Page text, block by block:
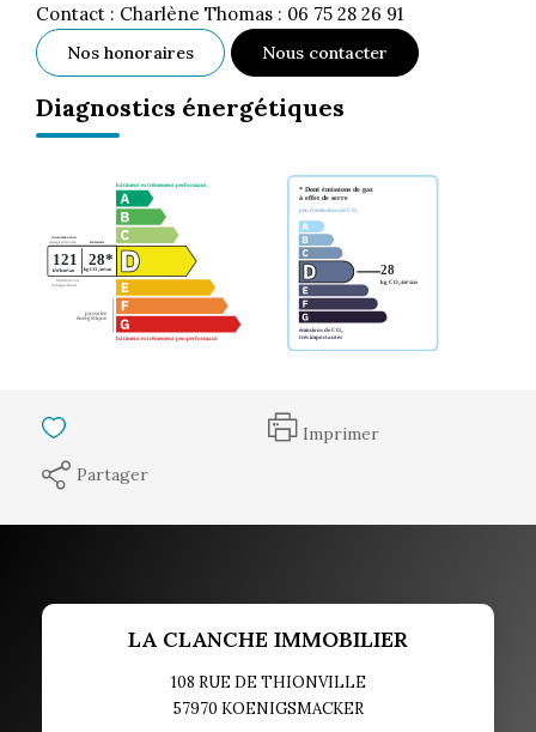
Contact : Charlène Thomas : 06 75 28 26 91
Nos honoraires Nous contacter
Diagnostics énergétiques
Imprimer
Partager
LA CLANCHE IMMOBILIER
108 RUE DE THIONVILLE
57970 KOENIGSMACKER